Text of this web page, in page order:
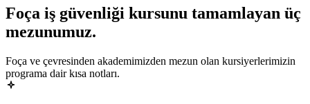
Foça iş güvenliği kursunu tamamlayan üç
mezunumuz.
Foça ve çevresinden akademimizden mezun olan kursiyerlerimizin
programa dair kısa notları.